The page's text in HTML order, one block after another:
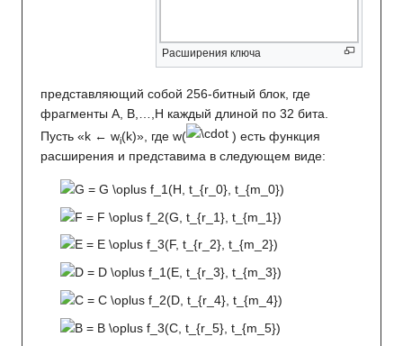
Расширения ключа
представляющий собой 256-битный блок, где
фрагменты A, B,…,H каждый длиной по 32 бита.
Пусть «k ← wi(k)», где w(
) есть функция
расширения и представима в следующем виде: